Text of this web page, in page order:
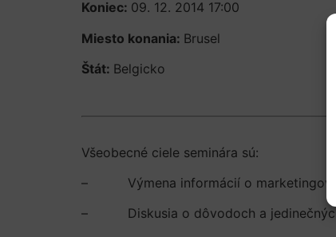
Koniec: 09. 12. 2014 17:00
Miesto konania: Brusel
Štát: Belgicko
Všeobecné ciele seminára sú:
– Výmena informácií o
– Diskusia o dôvodoch a jedinečných